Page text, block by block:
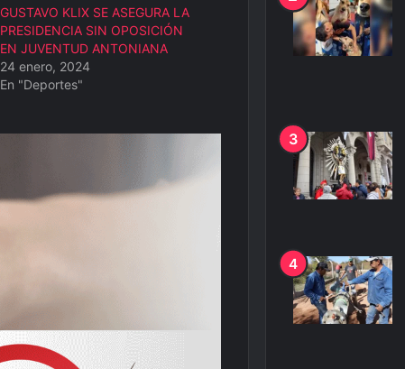
GUSTAVO KLIX SE ASEGURA LA
PRESIDENCIA SIN OPOSICIÓN
EN JUVENTUD ANTONIANA
24 enero, 2024
En "Deportes"